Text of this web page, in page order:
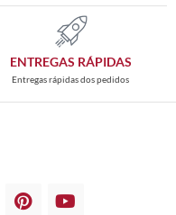
ENTREGAS RÁPIDAS
Entregas rápidas dos pedidos